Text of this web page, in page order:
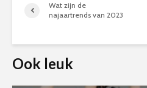
Wat zijn de
najaartrends van 2023
Ook leuk